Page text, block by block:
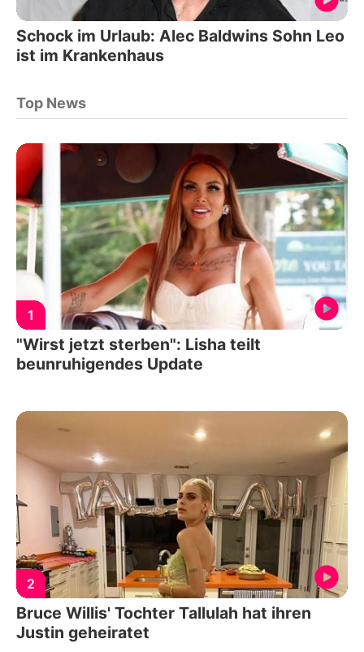
Schock im Urlaub: Alec Baldwins Sohn Leo
ist im Krankenhaus
Top News
1
"Wirst jetzt sterben": Lisha teilt
beunruhigendes Update
2
Bruce Willis' Tochter Tallulah hat ihren
Justin geheiratet